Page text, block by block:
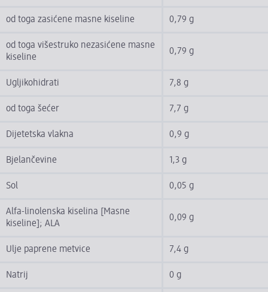
od toga zasićene masne kiseline 0,79 g
od toga višestruko nezasićene masne
kiseline
0,79 g
Ugljikohidrati 7,8 g
od toga šećer 7,7 g
Dijetetska vlakna 0,9 g
Bjelančevine 1,3 g
Sol 0,05 g
Alfa-linolenska kiselina [Masne
kiseline]; ALA
0,09 g
Ulje paprene metvice 7,4 g
Natrij 0 g